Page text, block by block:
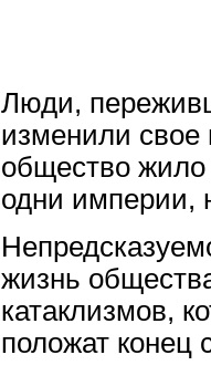
Больше не
голову, к
помощью -
Наши
помогут
Люди,
изменили свое
общество жило
одни империи,
жизнь
катаклизмов,
положат конец